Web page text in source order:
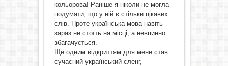
кольорова! Раніше я ніколи не могла
подумати, що у ній є стільки цікавих
слів. Проте українська мова навіть
зараз не стоїть на місці, а невпинно
збагачується.
Ще одним відкриттям для мене став
сучасний український сленг,